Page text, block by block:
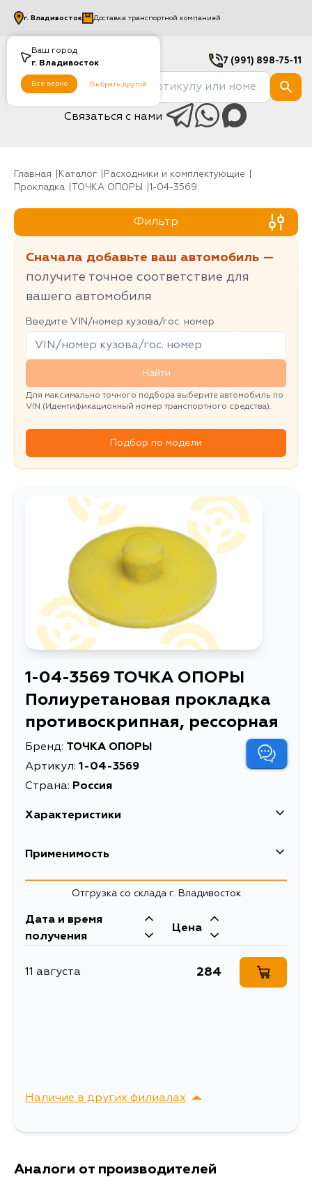
Ваш город
г. Владивосток
Все верно Выбрать другой
г. Владивосток Доставка транспортной компанией
7 (991) 898-75-11
Связаться с нами
Главная Каталог
Расходники и комплектующие
Прокладка
ТОЧКА ОПОРЫ 1-04-3569
Фильтр
Сначала добавьте ваш автомобиль —
получите точное соответствие для
вашего автомобиля
Введите VIN/номер кузова/гос. номер
Найти
Для максимально точного подбора выберите автомобиль по
VIN (Идентификационный номер транспортного средства).
Подбор по модели
1-04-3569 ТОЧКА ОПОРЫ
Полиуретановая прокладка
противоскрипная, рессорная
Бренд: ТОЧКА ОПОРЫ
Артикул: 1-04-3569
Страна: Россия
Характеристики
EAN-13
Описание
Полиуретановая
прокладка
противоскрипная,
Полиуретановая
Применимость
Отгрузка со склада г. Владивосток
Дата и время
получения
Цена
11 августа 284
Наличие в других филиалах
г. Владивосток,
Аналоги от производителей